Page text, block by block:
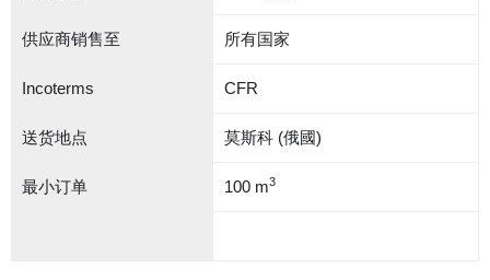
Incoterms CFR
最小订单 100 m3
供应商销售至 所有国家
送货地点 莫斯科 (俄國)